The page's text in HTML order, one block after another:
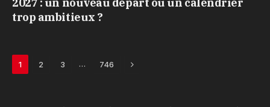
trop ambitieux ?
1 2 3 … 746 Next